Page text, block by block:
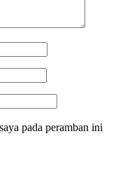
pada peramban ini